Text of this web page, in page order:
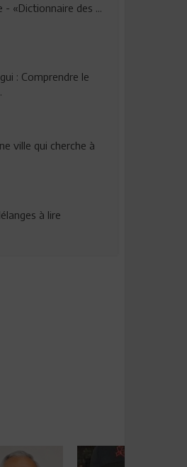
«Dictionnaire des ...
: Comprendre le
ville qui cherche à
à lire